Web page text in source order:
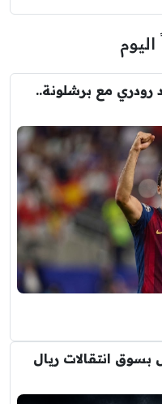
اليوم
مع برشلونة..
انتقالات ريال